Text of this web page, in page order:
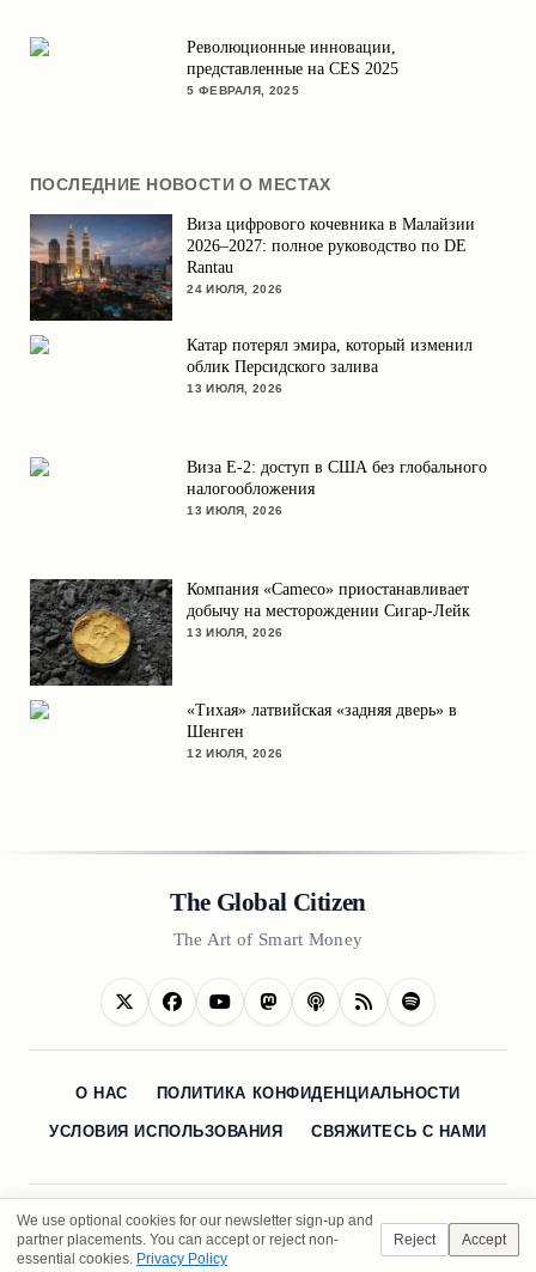
Революционные инновации,
представленные на CES 2025
5 ФЕВРАЛЯ, 2025
ПОСЛЕДНИЕ НОВОСТИ О МЕСТАХ
Виза цифрового кочевника в Малайзии
2026–2027: полное руководство по DE
Rantau
24 ИЮЛЯ, 2026
Катар потерял эмира, который изменил
облик Персидского залива
13 ИЮЛЯ, 2026
Виза E-2: доступ в США без глобального
налогообложения
13 ИЮЛЯ, 2026
Компания «Cameco» приостанавливает
добычу на месторождении Сигар-Лейк
13 ИЮЛЯ, 2026
«Тихая» латвийская «задняя дверь» в
Шенген
12 ИЮЛЯ, 2026
The Global Citizen
The Art of Smart Money
О НАС ПОЛИТИКА КОНФИДЕНЦИАЛЬНОСТИ
УСЛОВИЯ ИСПОЛЬЗОВАНИЯ СВЯЖИТЕСЬ С НАМИ
We use optional cookies for our newsletter sign-up and
partner placements. You can accept or reject non-
essential cookies. Privacy Policy
Reject Accept